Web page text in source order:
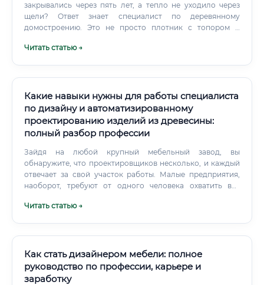
закрывались через пять лет, а тепло не уходило через
щели? Ответ знает специалист по деревянному
домостроению. Это не просто плотник с топором и
Читать статью →
Какие навыки нужны для работы специалиста
по дизайну и автоматизированному
проектированию изделий из древесины:
полный разбор профессии
Зайдя на любой крупный мебельный завод, вы
обнаружите, что проектировщиков несколько, и каждый
отвечает за свой участок работы. Малые предприятия,
наоборот, требуют от одного человека охватить всё
Читать статью →
Как стать дизайнером мебели: полное
руководство по профессии, карьере и
заработку